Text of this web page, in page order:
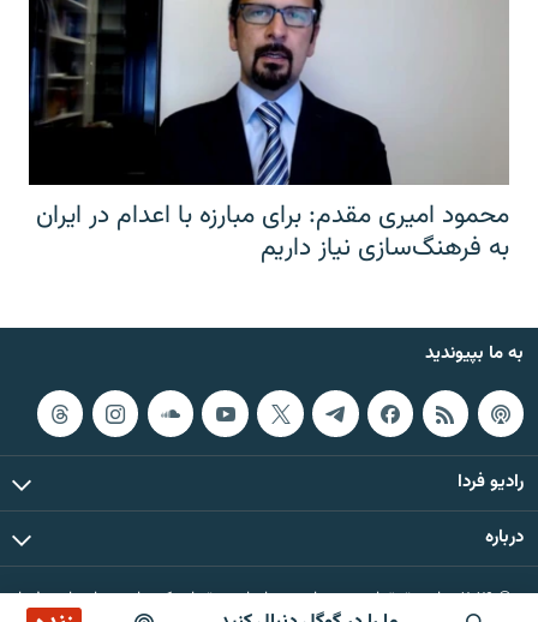
محمود امیری مقدم: برای مبارزه با اعدام در ایران
به فرهنگ‌سازی نیاز داریم
به ما بپیوندید
رادیو فردا
درباره
© ۲۰۲۶ تمام حقوق این وب‌سایت، بر اساس مقررات کپی‌رایت، برای رادیو فردا